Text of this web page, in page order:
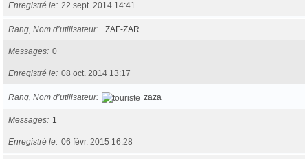
Enregistré le 22 sept. 2014 14:41
Rang, Nom d’utilisateur ZAF-ZAR
Messages 0
Enregistré le 08 oct. 2014 13:17
Rang, Nom d’utilisateur zaza
Messages 1
Enregistré le 06 févr. 2015 16:28